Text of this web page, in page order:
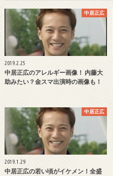
中居正広
2019.2.25
中居正広のアレルギー画像！ 内藤大
助みたい？金スマ出演時の画像も！
中居正広
2019.1.29
中居正広の若い頃がイケメン！全盛